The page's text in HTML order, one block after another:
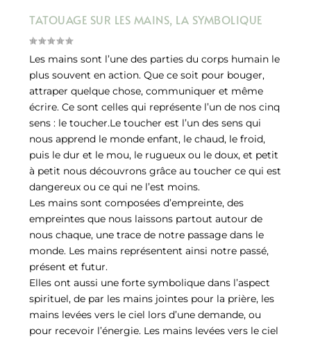
TATOUAGE SUR LES MAINS, LA SYMBOLIQUE
Les mains sont l’une des parties du corps humain le
plus souvent en action. Que ce soit pour bouger,
attraper quelque chose, communiquer et même
écrire. Ce sont celles qui représente l’un de nos cinq
sens : le toucher.Le toucher est l’un des sens qui
nous apprend le monde enfant, le chaud, le froid,
puis le dur et le mou, le rugueux ou le doux, et petit
à petit nous découvrons grâce au toucher ce qui est
dangereux ou ce qui ne l’est moins.
Les mains sont composées d’empreinte, des
empreintes que nous laissons partout autour de
nous chaque, une trace de notre passage dans le
monde. Les mains représentent ainsi notre passé,
présent et futur.
Elles ont aussi une forte symbolique dans l’aspect
spirituel, de par les mains jointes pour la prière, les
mains levées vers le ciel lors d’une demande, ou
pour recevoir l’énergie. Les mains levées vers le ciel